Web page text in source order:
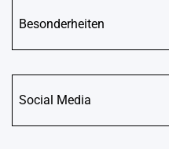
Besonderheiten
Social Media